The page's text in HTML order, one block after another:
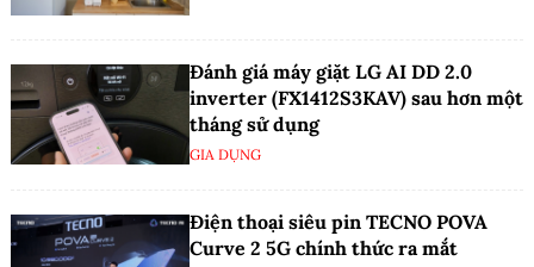
Đánh giá máy giặt LG AI DD 2.0
inverter (FX1412S3KAV) sau hơn một
tháng sử dụng
GIA DỤNG
Điện thoại siêu pin TECNO POVA
Curve 2 5G chính thức ra mắt